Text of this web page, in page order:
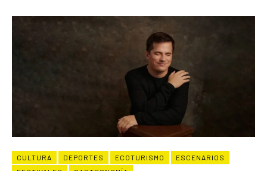
CULTURA DEPORTES ECOTURISMO
ESCENARIOS